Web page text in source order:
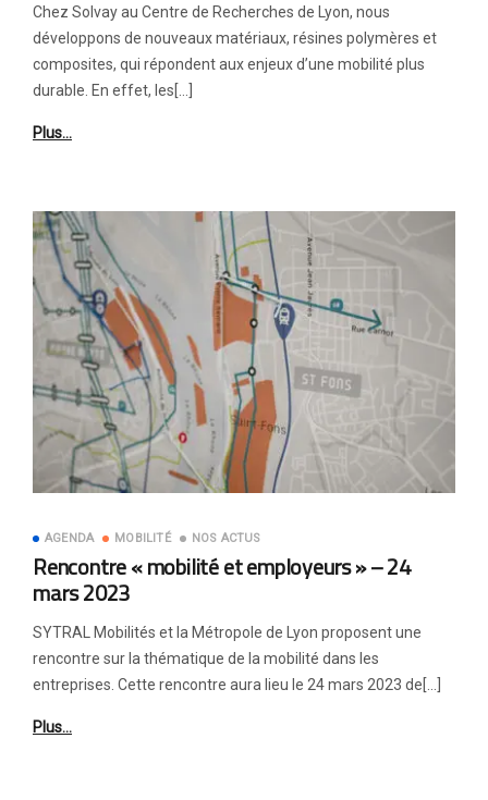
Chez Solvay au Centre de Recherches de Lyon, nous
développons de nouveaux matériaux, résines polymères et
composites, qui répondent aux enjeux d’une mobilité plus
durable. En effet, les[…]
Plus…
AGENDA MOBILITÉ NOS ACTUS
Rencontre « mobilité et employeurs » – 24
mars 2023
SYTRAL Mobilités et la Métropole de Lyon proposent une
rencontre sur la thématique de la mobilité dans les
entreprises. Cette rencontre aura lieu le 24 mars 2023 de[…]
Plus…